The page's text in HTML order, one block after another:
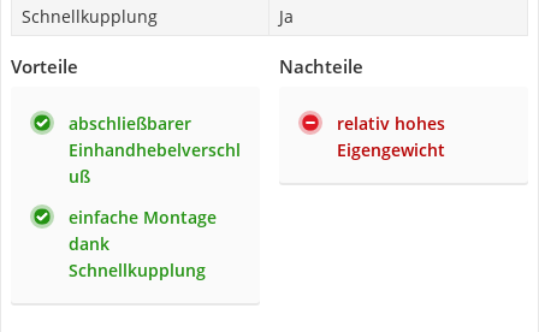
Schnellkupplung
Ja
Vorteile
abschließbarer
Einhandhebelverschl
uß
einfache Montage
dank
Schnellkupplung
Nachteile
relativ hohes
Eigengewicht